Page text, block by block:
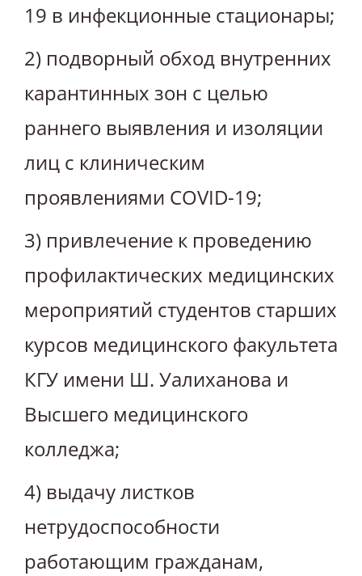
19 в инфекционные стационары;
2) подворный обход внутренних
карантинных зон с целью
раннего выявления и изоляции
лиц с клиническим
проявлениями COVID-19;
3) привлечение к проведению
профилактических медицинских
мероприятий студентов старших
курсов медицинского факультета
КГУ имени Ш. Уалиханова и
Высшего медицинского
колледжа;
4) выдачу листков
нетрудоспособности
работающим гражданам,